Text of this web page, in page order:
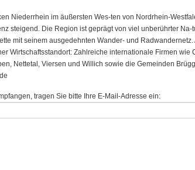
Niederrhein im äußersten Wes-ten von Nordrhein-
steigend. Die Region ist geprägt von viel unberührter Na-
mit seinem ausgedehnten Wander- und
Wirtschaftsstandort: Zahlreiche internationale Firmen
Nettetal, Viersen und Willich sowie die Gemeinden
tragen Sie bitte Ihre E-Mail-Adresse ein: